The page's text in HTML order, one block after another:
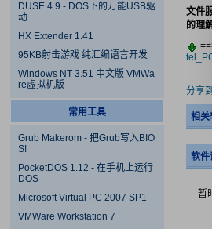
DUSE 4.9 - DOS下的万能USB驱
动
HX Extender 1.41
95KB射击游戏 纯汇编语言开发
Windows NT 3.51 中文版 VMWa
re虚拟机版
常用工具
Grub Makerom - 把Grub写入BIO
S!
PocketDOS 1.12 - 在手机上运行
DOS
Microsoft Virtual PC 2007 SP1
VMWare Workstation 7
文件
的理
分享到
相关
软件
暂